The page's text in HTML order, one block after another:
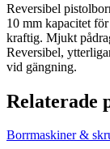
Reversibel
10 mm kapacitet
kraftig. Mjukt
Reversibel,
vid gängning.
Relaterade
Borrmaskiner &